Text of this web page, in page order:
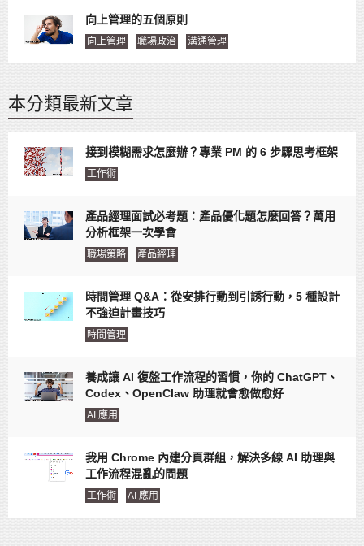
向上管理的五個原則
向上管理 職場政治 溝通管理
本分類最新文章
接到模糊需求怎麼辦？專業 PM 的 6 步驟思考框架
工作術
產品經理面試必考題：產品優化題怎麼回答？萬用
分析框架一次學會
職場策略 產品經理
時間管理 Q&A：從安排行動到引誘行動，5 種設計
不強迫計畫技巧
時間管理
養成讓 AI 復盤工作流程的習慣，你的 ChatGPT、
Codex、OpenClaw 助理就會愈做愈好
AI 應用
我用 Chrome 內建分頁群組，解決多線 AI 助理與
工作流程混亂的問題
工作術 AI 應用